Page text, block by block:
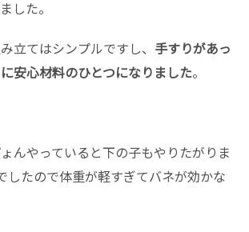
した。
立てはシンプルですし、 手すりがあっ
安心材料のひとつになりました。
んやっていると下の子もやりたがりま
したので体重が軽すぎてバネが効かな